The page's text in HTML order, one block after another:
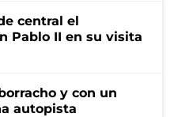
central el
Pablo II en su visita
y con un
autopista